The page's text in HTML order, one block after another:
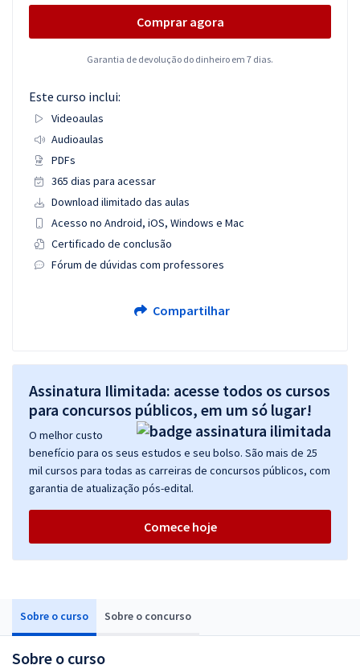
Sobre o curso Sobre o concurso
Sobre o curso
Comprar agora
Garantia de devolução do dinheiro em 7 dias.
Este curso inclui:
Videoaulas
Audioaulas
PDFs
365 dias para acessar
Download ilimitado das aulas
Acesso no Android, iOS, Windows e Mac
Certificado de conclusão
Fórum de dúvidas com professores
Compartilhar
Assinatura Ilimitada: acesse todos os cursos
para concursos públicos, em um só lugar!
O melhor custo
benefício para os seus estudos e seu bolso. São mais de 25
mil cursos para todas as carreiras de concursos públicos, com
garantia de atualização pós-edital.
Comece hoje